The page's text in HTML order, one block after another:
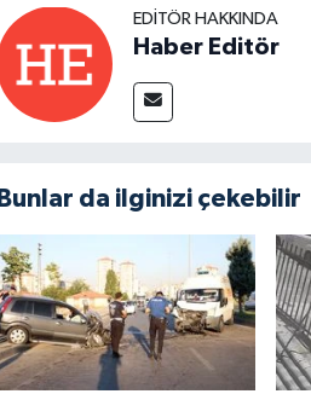
EDITÖR HAKKINDA
Haber Editör
Bunlar da ilginizi çekebilir